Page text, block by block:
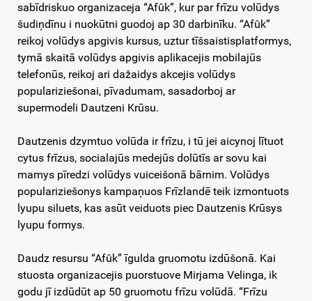
sabīdriskuo organizaceja “Afûk”, kur par frīzu volūdys
šudiņdīnu i nuokūtni guodoj ap 30 darbinīku. “Afûk”
reikoj volūdys apgivis kursus, uztur tīšsaistisplatformys,
tymā skaitā volūdys apgivis aplikacejis mobilajūs
telefonūs, reikoj ari dažaidys akcejis volūdys
populariziešonai, pīvadumam, sasadorboj ar
supermodeli Dautzeni Krūsu.
Dautzenis dzymtuo volūda ir frīzu, i tū jei aicynoj lītuot
cytus frīzus, socialajūs medejūs dolūtīs ar sovu kai
mamys pīredzi volūdys vuiceišonā bārnim. Volūdys
populariziešonys kampaņuos Frīzlandē teik izmontuots
lyupu siluets, kas asūt veiduots piec Dautzenis Krūsys
lyupu formys.
Daudz resursu “Afûk” īgulda gruomotu izdūšonā. Kai
stuosta organizacejis puorstuove Mirjama Velinga, ik
godu jī izdūdūt ap 50 gruomotu frīzu volūdā. “Frīzu